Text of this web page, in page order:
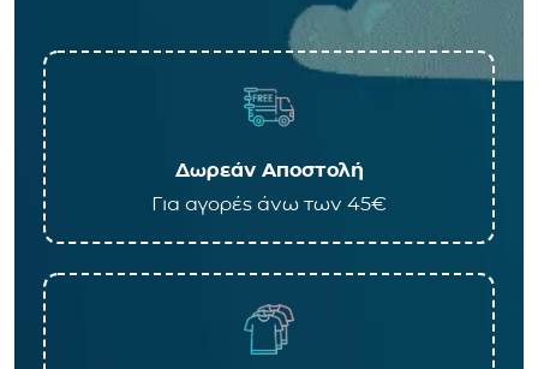
Δωρεάν Αποστολή
Για αγορές άνω των 45€